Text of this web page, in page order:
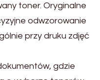
toner. Oryginalne
odwzorowanie
przy druku zdjęć
gdzie